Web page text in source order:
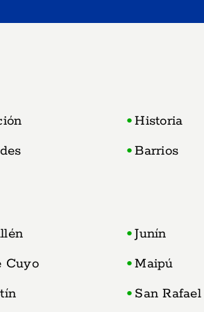
Historia
Barrios
Junín
Cuyo
Maipú
San Rafael